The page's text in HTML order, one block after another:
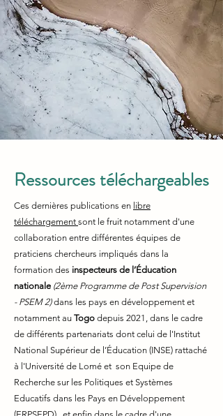
Ressources téléchargeables
Ces dernières publications en libre
téléchargement sont le fruit notamment d'une
collaboration entre différentes équipes de
praticiens chercheurs impliqués dans la
formation des inspecteurs de l’Éducation
nationale (2ème Programme de Post Supervision
- PSEM 2)dans les pays en développement et
notamment au Togo depuis 2021, dans le cadre
de différents partenariats dont celui de l'Institut
National Supérieur de l’Éducation (INSE) rattaché
à l'Université de Lomé et son Equipe de
Recherche sur les Politiques et Systèmes
Educatifs dans les Pays en Développement